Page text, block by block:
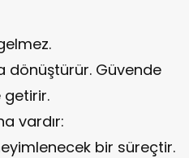
dönüştürür. Güvende
getirir.
vardır:
bir süreçtir.